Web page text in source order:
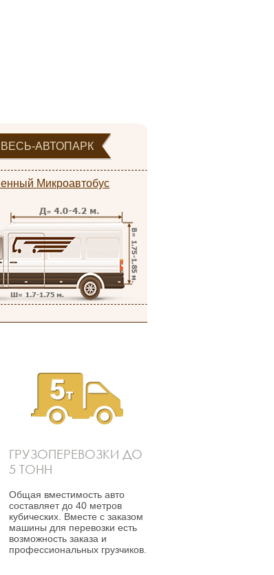
ВЕСЬ-АВТОПАРК
Микроавтобус
ГРУЗОПЕРЕВОЗКИ ДО
5 ТОНН
Общая вместимость авто
составляет до 40 метров
кубических. Вместе с заказом
машины для перевозки есть
возможность заказа и
профессиональных грузчиков.